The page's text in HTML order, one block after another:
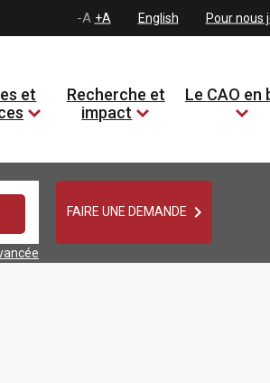
-A +A English Pour nous
et
Recherche et
impact
Le CAO en
FAIRE UNE DEMANDE 